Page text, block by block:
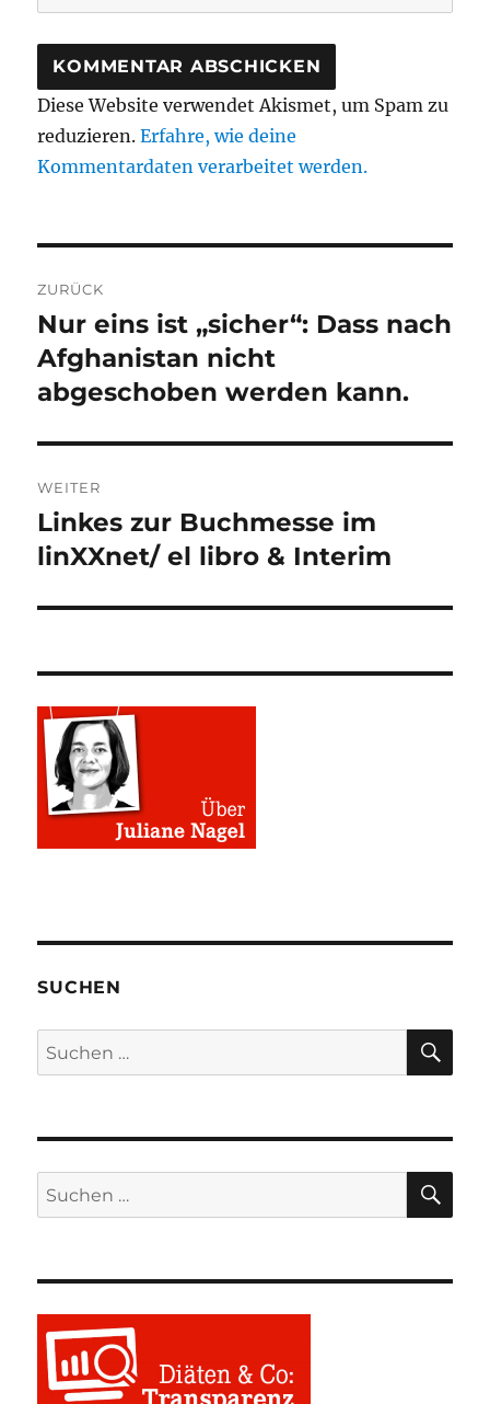
Diese Website verwendet Akismet, um Spam zu
reduzieren.Erfahre, wie deine
Kommentardaten verarbeitet werden.
ZURÜCK
Vorheriger
Beitrag:
Nur eins ist „sicher“: Dass nach
Afghanistan nicht
abgeschoben werden kann.
WEITER
Nächster
Beitrag:
Linkes zur Buchmesse im
linXXnet/ el libro & Interim
SUCHEN
Suchen
nach:
Suchen
nach: